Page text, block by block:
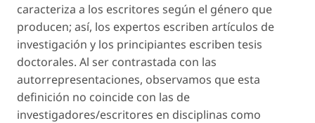
caracteriza a los escritores según el género que
producen; así, los expertos escriben artículos de
investigación y los principiantes escriben tesis
doctorales. Al ser contrastada con las
autorrepresentaciones, observamos que esta
definición no coincide con las de
investigadores/escritores en disciplinas como